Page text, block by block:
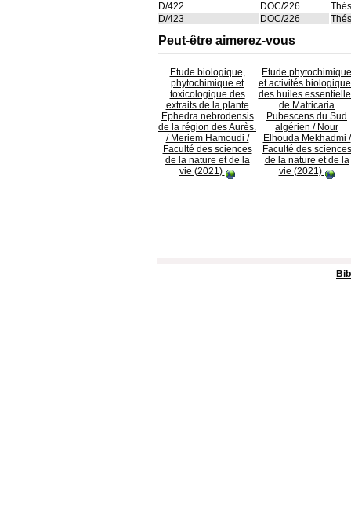
D/422
DOC/226
D/423
DOC/226
Peut-être aimerez-vous
Etude biologique,
phytochimique et
toxicologique des
extraits de la plante
Ephedra nebrodensis
de la région des Aurès.
/ Meriem Hamoudi /
Faculté des sciences
de la nature et de la
vie (2021)
Etude phytochimique
et activités
des huiles
de Matricaria
Pubescens du Sud
algérien / Nour
Elhouda Mekhadmi /
Faculté des sciences
de la nature et de la
vie (2021)